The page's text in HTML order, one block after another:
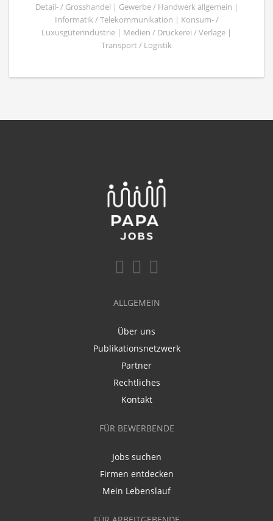
Detail- / Grosshandel | Gewerbe / Handwerk allgemein |
Informatik / Telekommunikation | Konsum- /
Luxusgüterindustrie | Medien / Druckerei / Verlage |
Transport / Logistik
ALLGEMEIN
Über uns
Publikationsnetzwerk
Partner
Rechtliches
Kontakt
FÜR BEWERBENDE
Jobs suchen
Firmen entdecken
Mein Lebenslauf